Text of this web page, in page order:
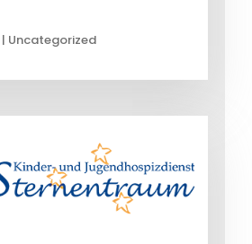
| Uncategorized